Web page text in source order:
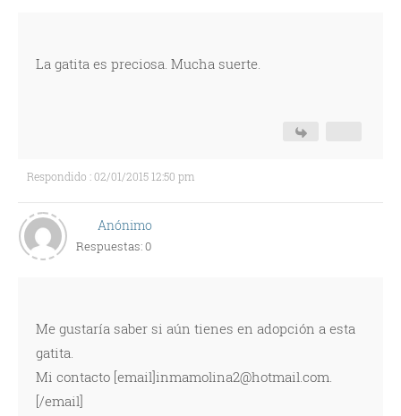
La gatita es preciosa. Mucha suerte.
Respondido : 02/01/2015 12:50 pm
Anónimo
Respuestas: 0
Me gustaría saber si aún tienes en adopción a esta
gatita.
Mi contacto [email]inmamolina2@hotmail.com.
[/email]